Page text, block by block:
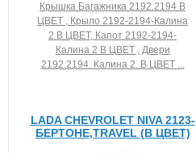
Крышка Багажника 2192.2194 В
ЦВЕТ , Крыло 2192-2194-Калина
2 В ЦВЕТ, Капот 2192-2194-
Калина 2 В ЦВЕТ , Двери
2192.2194. Калина 2. В ЦВЕТ ...
LADA CHEVROLET NIVA 2123-
БЕРТОНЕ,TRAVEL (В ЦВЕТ)